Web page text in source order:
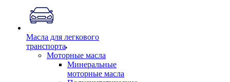
Масла для легкового
транспорта
Моторные масла
Минеральные
моторные масла